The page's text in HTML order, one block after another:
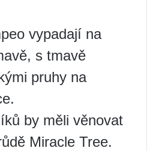
vypadají na
s tmavě
pruhy na
by měli věnovat
Miracle Tree.